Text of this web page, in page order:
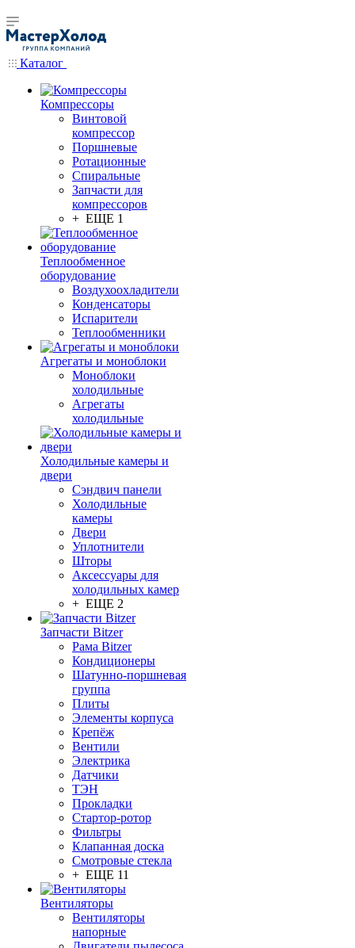
Каталог
Компрессоры
Винтовой
компрессор
Поршневые
Ротационные
Спиральные
Запчасти для
компрессоров
+ ЕЩЕ 1
Теплообменное
оборудование
Воздухоохладители
Конденсаторы
Испарители
Теплообменники
Агрегаты и моноблоки
Моноблоки
холодильные
Агрегаты
холодильные
Холодильные камеры и
двери
Сэндвич панели
Холодильные
камеры
Двери
Уплотнители
Шторы
Аксессуары для
холодильных камер
+ ЕЩЕ 2
Запчасти Bitzer
Рама Bitzer
Кондиционеры
Шатунно-поршневая
группа
Плиты
Элементы корпуса
Крепёж
Вентили
Электрика
Датчики
ТЭН
Прокладки
Стартор-ротор
Фильтры
Клапанная доска
Смотровые стекла
+ ЕЩЕ 11
Вентиляторы
Вентиляторы
напорные